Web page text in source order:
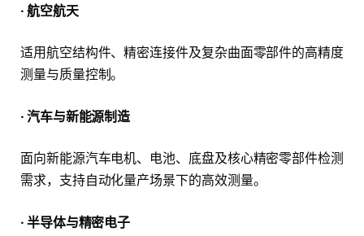
· 航空航天
适用航空结构件、精密连接件及复杂曲面零部件的高精度
测量与质量控制。
· 汽车与新能源制造
面向新能源汽车电机、电池、底盘及核心精密零部件检测
需求，支持自动化量产场景下的高效测量。
· 半导体与精密电子